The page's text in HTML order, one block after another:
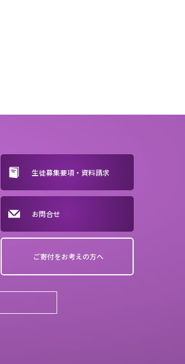
生徒募集要項・資料請求
お問合せ
ご寄付をお考えの方へ